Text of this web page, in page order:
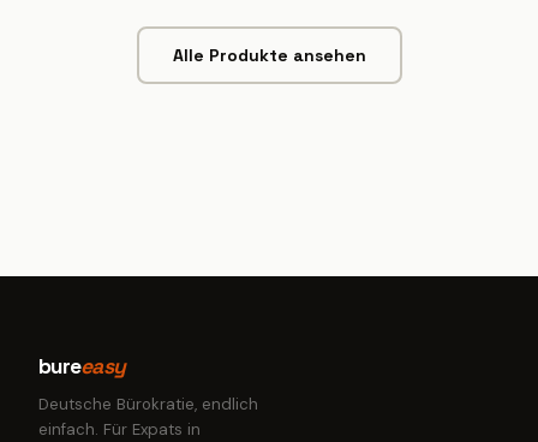
Alle Produkte ansehen
bureeasy
Deutsche Bürokratie, endlich
einfach. Für Expats in